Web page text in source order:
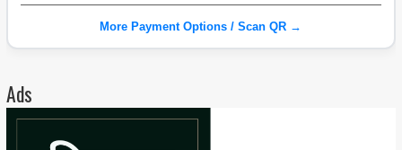
More Payment Options / Scan QR →
Ads